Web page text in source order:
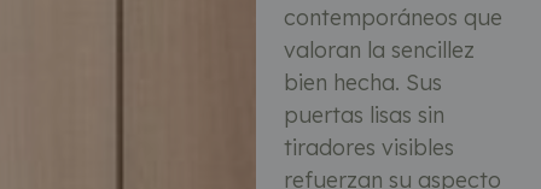
contemporáneos que
valoran la sencillez
bien hecha. Sus
puertas lisas sin
tiradores visibles
refuerzan su aspecto